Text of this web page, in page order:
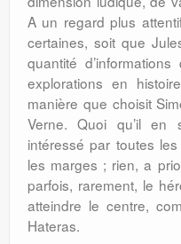
A un regard plus
certaines, soit que
quantité
explorations en
manière que choisit
Verne. Quoi qu’il en
intéressé par toutes
les marges ; rien, a
parfois, rarement, le
atteindre le centre,
Hateras.